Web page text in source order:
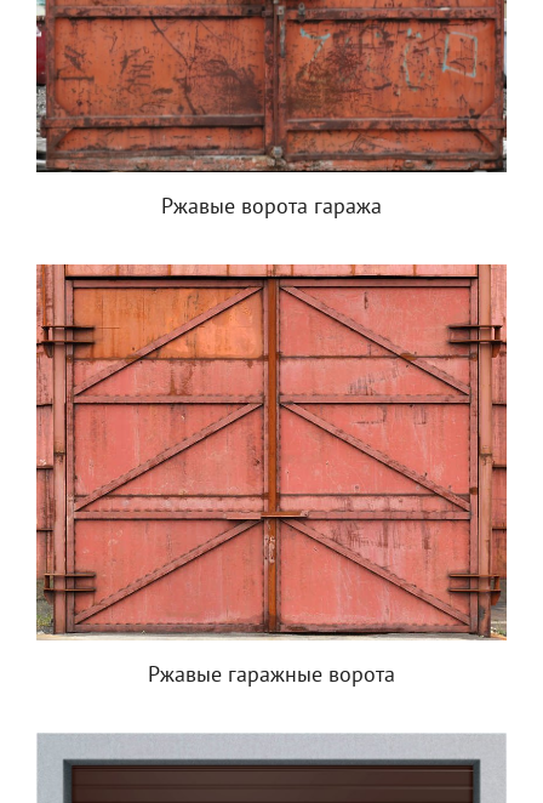
Ржавые ворота гаража
Ржавые гаражные ворота